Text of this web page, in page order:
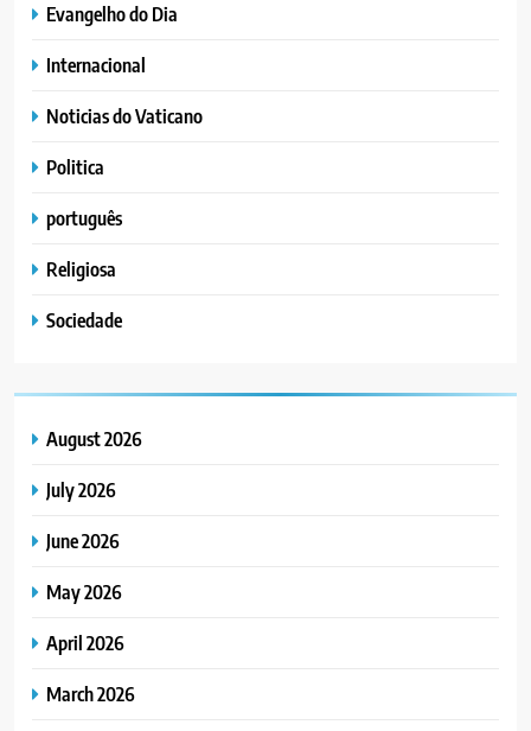
Evangelho do Dia
Internacional
Noticias do Vaticano
Politica
português
Religiosa
Sociedade
August 2026
July 2026
June 2026
May 2026
April 2026
March 2026